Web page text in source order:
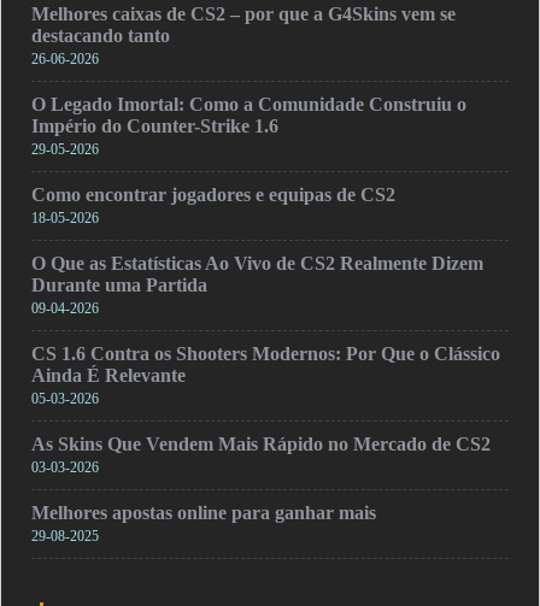
Melhores caixas de CS2 – por que a G4Skins vem se
destacando tanto
26-06-2026
O Legado Imortal: Como a Comunidade Construiu o
Império do Counter-Strike 1.6
29-05-2026
Como encontrar jogadores e equipas de CS2
18-05-2026
O Que as Estatísticas Ao Vivo de CS2 Realmente Dizem
Durante uma Partida
09-04-2026
CS 1.6 Contra os Shooters Modernos: Por Que o Clássico
Ainda É Relevante
05-03-2026
As Skins Que Vendem Mais Rápido no Mercado de CS2
03-03-2026
Melhores apostas online para ganhar mais
29-08-2025